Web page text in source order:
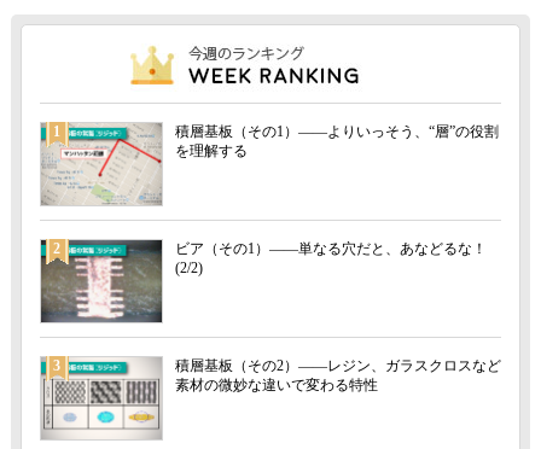
1
積層基板（その1）――よりいっそう、“層”の役割
を理解する
2
ビア（その1）――単なる穴だと、あなどるな！
(2/2)
3
積層基板（その2）――レジン、ガラスクロスなど
素材の微妙な違いで変わる特性